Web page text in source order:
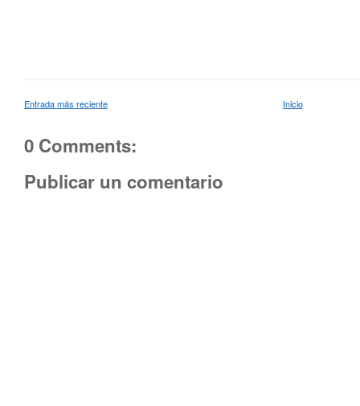
Entrada más reciente Inicio
0 Comments:
Publicar un comentario